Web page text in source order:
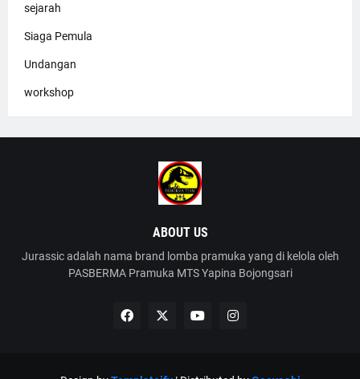
sejarah
Siaga Pemula
Undangan
workshop
ABOUT US
Jurassic adalah nama brand lomba pramuka yang di kelola oleh
PASBERMA Pramuka MTS Yapina Bojongsari